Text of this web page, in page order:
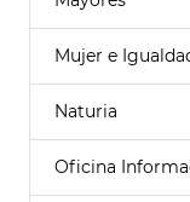
Mujer e
Naturia
Oficina